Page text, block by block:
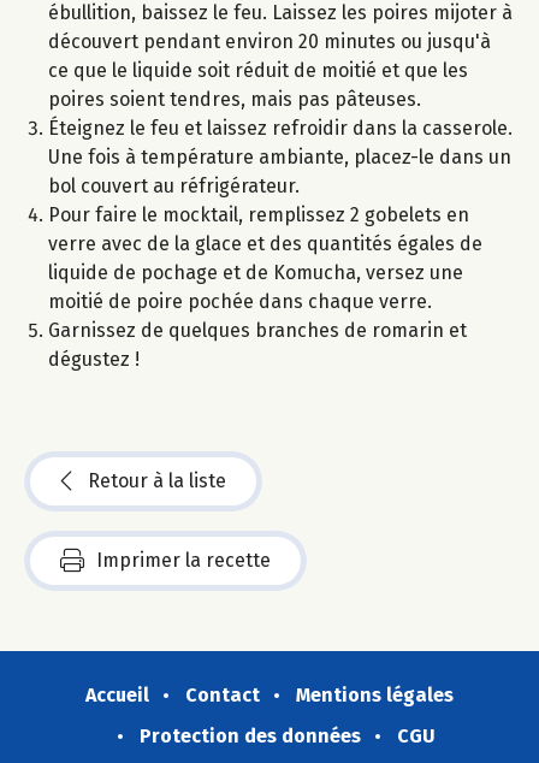
ébullition, baissez le feu. Laissez les poires mijoter à
découvert pendant environ 20 minutes ou jusqu'à
ce que le liquide soit réduit de moitié et que les
poires soient tendres, mais pas pâteuses.
Éteignez le feu et laissez refroidir dans la casserole.
Une fois à température ambiante, placez-le dans un
bol couvert au réfrigérateur.​
Pour faire le mocktail, remplissez 2 gobelets en
verre avec de la glace et des quantités égales de
liquide de pochage et de Komucha, versez une
moitié de poire pochée dans chaque verre.
Garnissez de quelques branches de romarin et
dégustez !​
Retour à la liste
Imprimer la recette
Accueil Contact
Mentions légales
Protection des données
CGU